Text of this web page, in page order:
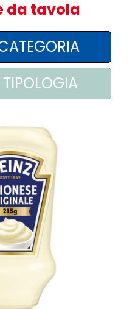
da tavola